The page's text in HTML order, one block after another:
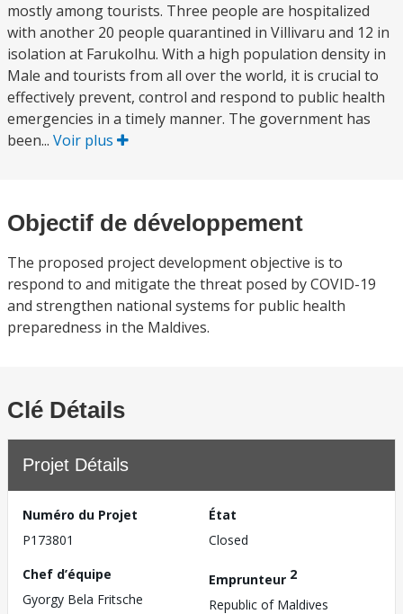
mostly among tourists. Three people are hospitalized
with another 20 people quarantined in Villivaru and 12 in
isolation at Farukolhu. With a high population density in
Male and tourists from all over the world, it is crucial to
effectively prevent, control and respond to public health
emergencies in a timely manner. The government has
been... Voir plus
Objectif de développement
The proposed project development objective is to
respond to and mitigate the threat posed by COVID-19
and strengthen national systems for public health
preparedness in the Maldives.
Clé Détails
Projet Détails
Numéro du Projet
P173801
État
Closed
Chef d’équipe
Gyorgy Bela Fritsche
Emprunteur 2
Republic of Maldives